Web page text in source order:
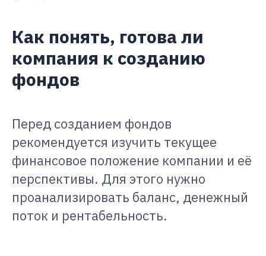
Как понять, готова ли
компания к созданию
фондов
Перед созданием фондов
рекомендуется изучить текущее
финансовое положение компании и её
перспективы. Для этого нужно
проанализировать баланс, денежный
поток и рентабельность.